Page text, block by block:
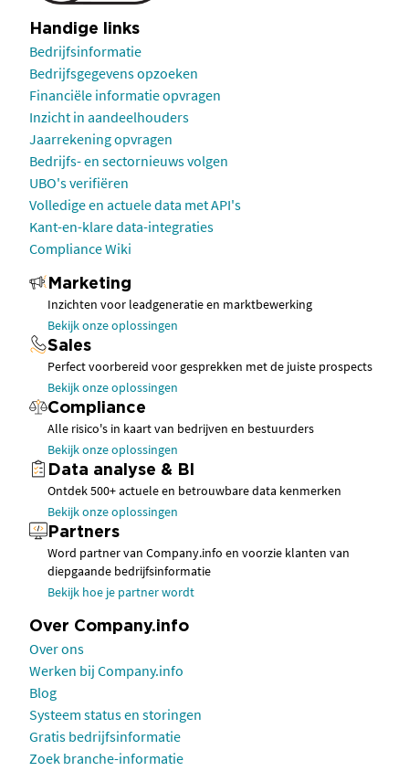
Handige links
Bedrijfsinformatie
Bedrijfsgegevens opzoeken
Financiële informatie opvragen
Inzicht in aandeelhouders
Jaarrekening opvragen
Bedrijfs- en sectornieuws volgen
UBO's verifiëren
Volledige en actuele data met API's
Kant-en-klare data-integraties
Compliance Wiki
Marketing
Inzichten voor leadgeneratie en marktbewerking
Bekijk onze oplossingen
Sales
Perfect voorbereid voor gesprekken met de juiste prospects
Bekijk onze oplossingen
Compliance
Alle risico's in kaart van bedrijven en bestuurders
Bekijk onze oplossingen
Data analyse & BI
Ontdek 500+ actuele en betrouwbare data kenmerken
Bekijk onze oplossingen
Partners
Word partner van Company.info en voorzie klanten van
diepgaande bedrijfsinformatie
Bekijk hoe je partner wordt
Over Company.info
Over ons
Werken bij Company.info
Blog
Systeem status en storingen
Gratis bedrijfsinformatie
Zoek branche-informatie